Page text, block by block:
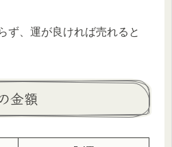
ず、運が良ければ売れると
金額